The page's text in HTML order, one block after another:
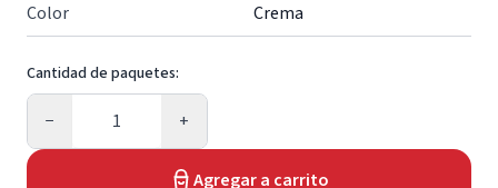
Color
Crema
Cantidad de paquetes:
−
Cantidad
+
Agregar a carrito